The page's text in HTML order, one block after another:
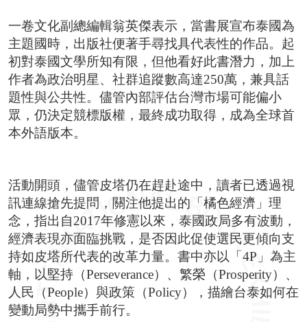
一卷文化副總編輯翁英傑表示，當書展宣布泰國為
主題國時，出版社便著手尋找具代表性的作品。起
初對泰國文學所知有限，但他看好此書潛力，加上
作者為政治明星、社群追蹤數高達250萬，兼具話
題性與公共性。儘管內部評估台灣市場可能偏小
眾，仍決定競標版權，最終成功取得，成為全球首
本外語版本。
活動開頭，儘管皮塔仍在趕赴途中，讀者已透過視
訊連線搶先提問，關注他提出的「橘色經濟」理
念，指出自2017年修憲以來，泰國政局多有波動，
經濟表現亦面臨挑戰，是否因此促使選民更傾向支
持如皮塔所代表的改革力量。書中亦以「4P」為主
軸，以堅持（Perseverance）、繁榮（Prosperity）、
人民（People）與政策（Policy），描繪台泰如何在
變動局勢中攜手前行。